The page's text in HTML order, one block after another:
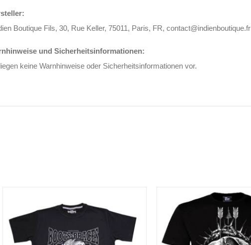
Boutique Fils, 30, Rue Keller, 75011, Paris, FR, contact@indienboutique.fr
und Sicherheitsinformationen:
keine Warnhinweise oder Sicherheitsinformationen vor.